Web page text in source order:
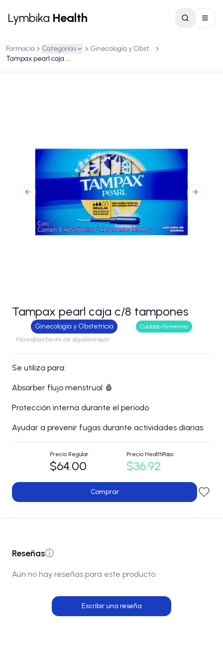
Lymbika Health
Farmacia Categorías
Ginecología y Obstetricia
Tampax pearl caja c/8 tampones
Previous slide Next
Tampax pearl caja c/8 tampones
Ginecología y Obstetricia
Cuidado Femenino
Fibra absorbente de algodón/rayón
Se utiliza para:
Absorber flujo menstrual 🩸
Protección interna durante el periodo
Ayudar a prevenir fugas durante actividades diarias
Precio Regular
$64.00
Precio HealthPass
$36.92
Comprar
Reseñasⓘ
Aún no hay reseñas para este producto.
Escribir una reseña